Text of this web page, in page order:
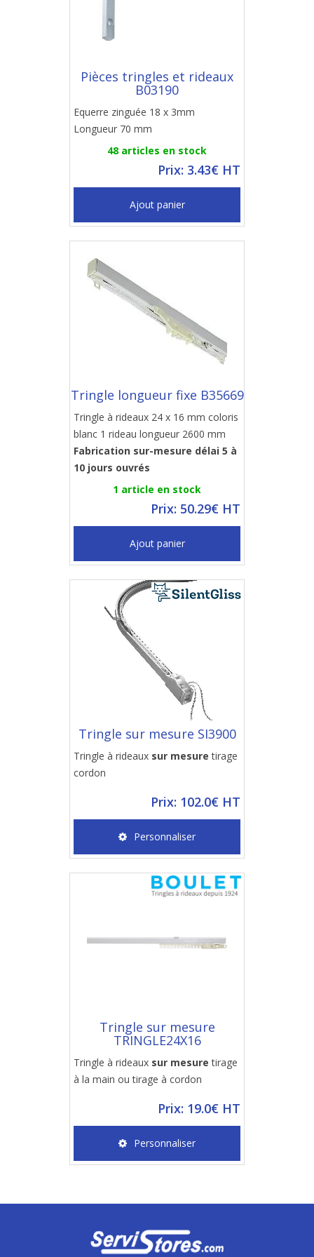
Pièces tringles et rideaux
B03190
Equerre zinguée 18 x 3mm
Longueur 70 mm
48 articles en stock
Prix: 3.43€ HT
Ajout panier
Tringle longueur fixe B35669
Tringle à rideaux 24 x 16 mm coloris
blanc 1 rideau longueur 2600 mm
Fabrication sur-mesure délai 5 à
10 jours ouvrés
1 article en stock
Prix: 50.29€ HT
Ajout panier
Tringle sur mesure SI3900
Tringle à rideaux sur mesure tirage
cordon
Prix: 102.0€ HT
Personnaliser
Tringle sur mesure
TRINGLE24X16
Tringle à rideaux sur mesure tirage
à la main ou tirage à cordon
Prix: 19.0€ HT
Personnaliser